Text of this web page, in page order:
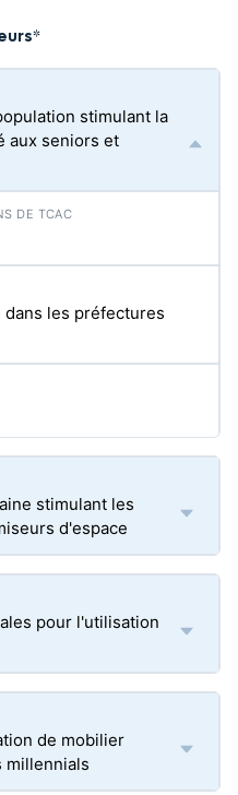
*
stimulant la
aux seniors et
dans les préfectures
stimulant les
d'espace
pour l'utilisation
de mobilier
millennials